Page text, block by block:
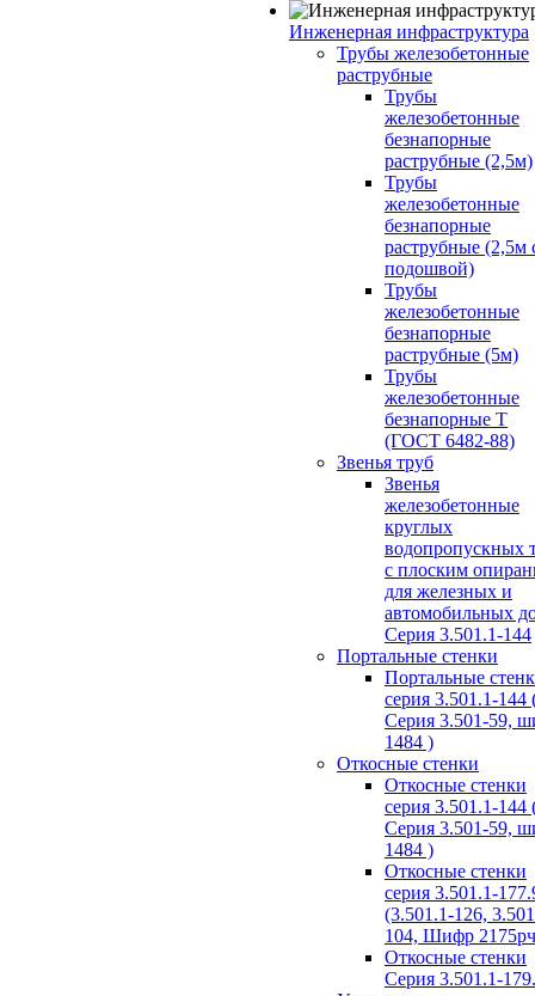
Инженерная инфраструктура
Трубы железобетонные
раструбные
Трубы
железобетонные
безнапорные
раструбные (2,5м)
Трубы
железобетонные
безнапорные
раструбные (2,5м
подошвой)
Трубы
железобетонные
безнапорные
раструбные (5м)
Трубы
железобетонные
безнапорные Т
(ГОСТ 6482-88)
Звенья труб
Звенья
железобетонные
круглых
водопропускных
с плоским
для железных и
автомобильных
Серия 3.501.1-144
Портальные стенки
Портальные
серия 3.501.1-144
Серия 3.501-59,
1484 )
Откосные стенки
Откосные стенки
серия 3.501.1-144
Серия 3.501-59,
1484 )
Откосные стенки
серия 3.501.1-
(3.501.1-126,
104, Шифр
Откосные стенки
Серия 3.501.1-